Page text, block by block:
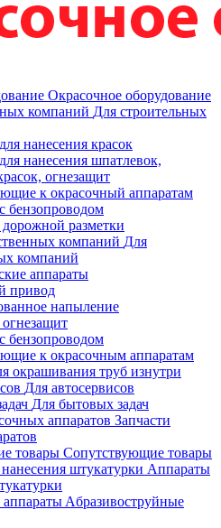
Окрасочное оборудование
Для строительных
нанесения красок
нанесения шпатлевок,
огнезащит
к окрасочный аппаратам
бензопроводом
разметки
Для
компаний
аппараты
привод
напыление
бензопроводом
к окрасочным аппаратам
окрашивания труб изнутри
Для автосервисов
Для бытовых задач
Запчасти
Сопутствующие товары
Аппараты
Aбразивоструйные